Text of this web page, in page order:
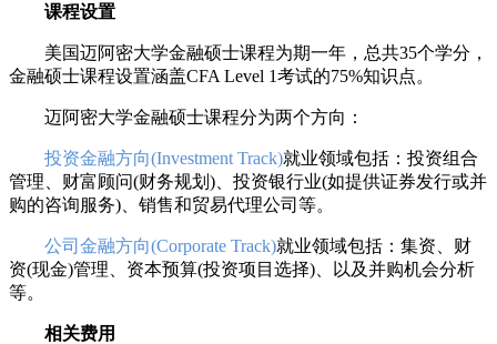
课程设置
美国迈阿密大学金融硕士课程为期一年，总共35个学分，
金融硕士课程设置涵盖CFA Level 1考试的75%知识点。
迈阿密大学金融硕士课程分为两个方向：
投资金融方向(Investment Track)就业领域包括：投资组合
管理、财富顾问(财务规划)、投资银行业(如提供证券发行或并
购的咨询服务)、销售和贸易代理公司等。
公司金融方向(Corporate Track)就业领域包括：集资、财
资(现金)管理、资本预算(投资项目选择)、以及并购机会分析
等。
相关费用